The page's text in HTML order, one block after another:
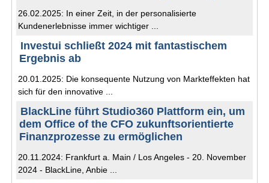
26.02.2025: In einer Zeit, in der personalisierte
Kundenerlebnisse immer wichtiger ...
Investui schließt 2024 mit fantastischem
Ergebnis ab
20.01.2025: Die konsequente Nutzung von Markteffekten hat
sich für den innovative ...
BlackLine führt Studio360 Plattform ein, um
dem Office of the CFO zukunftsorientierte
Finanzprozesse zu ermöglichen
20.11.2024: Frankfurt a. Main / Los Angeles - 20. November
2024 - BlackLine, Anbie ...